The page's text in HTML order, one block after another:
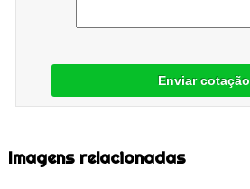
Enviar cotação
Imagens relacionadas